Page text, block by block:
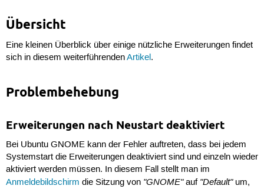
Übersicht
Eine kleinen Überblick über einige nützliche Erweiterungen findet
sich in diesem weiterführendenArtikel.
Problembehebung
Erweiterungen nach Neustart deaktiviert
Bei Ubuntu GNOME kann der Fehler auftreten, dass bei jedem
Systemstart die Erweiterungen deaktiviert sind und einzeln wieder
aktiviert werden müssen. In diesem Fall stellt man im
Anmeldebildschirm die Sitzung von "GNOME"auf "Default"um,